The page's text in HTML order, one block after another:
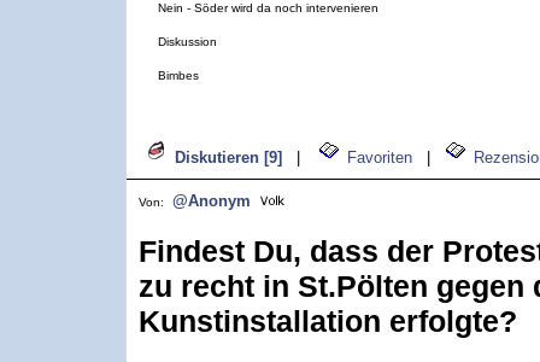
Nein - Söder wird da noch intervenieren
Diskussion
Bimbes
Diskutieren [9] Favoriten
Von: @Anonym
Findest Du, dass der
zu recht in St.Pölten gegen
Kunstinstallation erfolgte?